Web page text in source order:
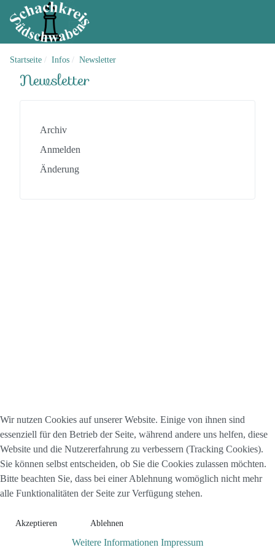
Startseite Infos Newsletter
Newsletter
Archiv
Anmelden
Änderung
Wir nutzen Cookies auf unserer Website. Einige von ihnen sind
essenziell für den Betrieb der Seite, während andere uns helfen, diese
Website und die Nutzererfahrung zu verbessern (Tracking Cookies).
Sie können selbst entscheiden, ob Sie die Cookies zulassen möchten.
Bitte beachten Sie, dass bei einer Ablehnung womöglich nicht mehr
alle Funktionalitäten der Seite zur Verfügung stehen.
Akzeptieren Ablehnen
Weitere Informationen Impressum